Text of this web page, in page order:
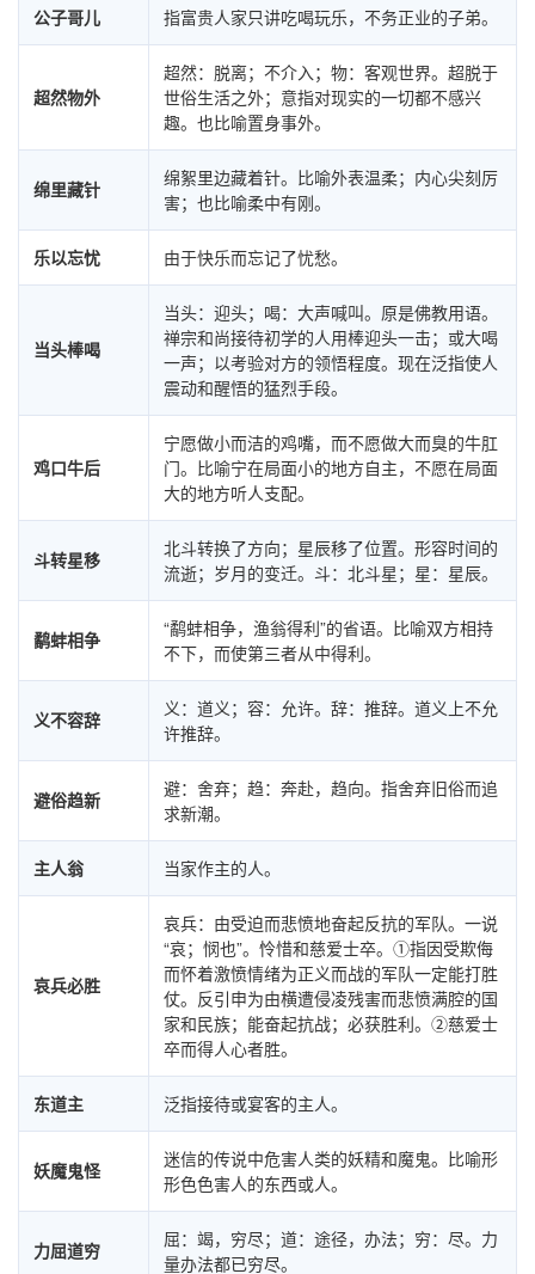
公子哥儿 指富贵人家只讲吃喝玩乐，不务正业的子弟。
超然物外
超然：脱离；不介入；物：客观世界。超脱于
世俗生活之外；意指对现实的一切都不感兴
趣。也比喻置身事外。
绵里藏针
绵絮里边藏着针。比喻外表温柔；内心尖刻厉
害；也比喻柔中有刚。
乐以忘忧 由于快乐而忘记了忧愁。
当头棒喝
当头：迎头；喝：大声喊叫。原是佛教用语。
禅宗和尚接待初学的人用棒迎头一击；或大喝
一声；以考验对方的领悟程度。现在泛指使人
震动和醒悟的猛烈手段。
鸡口牛后
宁愿做小而洁的鸡嘴，而不愿做大而臭的牛肛
门。比喻宁在局面小的地方自主，不愿在局面
大的地方听人支配。
斗转星移
北斗转换了方向；星辰移了位置。形容时间的
流逝；岁月的变迁。斗：北斗星；星：星辰。
鹬蚌相争
“鹬蚌相争，渔翁得利”的省语。比喻双方相持
不下，而使第三者从中得利。
义不容辞
义：道义；容：允许。辞：推辞。道义上不允
许推辞。
避俗趋新
避：舍弃；趋：奔赴，趋向。指舍弃旧俗而追
求新潮。
主人翁 当家作主的人。
哀兵必胜
哀兵：由受迫而悲愤地奋起反抗的军队。一说
“哀；悯也”。怜惜和慈爱士卒。①指因受欺侮
而怀着激愤情绪为正义而战的军队一定能打胜
仗。反引申为由横遭侵凌残害而悲愤满腔的国
家和民族；能奋起抗战；必获胜利。②慈爱士
卒而得人心者胜。
东道主 泛指接待或宴客的主人。
妖魔鬼怪
迷信的传说中危害人类的妖精和魔鬼。比喻形
形色色害人的东西或人。
力屈道穷
屈：竭，穷尽；道：途径，办法；穷：尽。力
量办法都已穷尽。